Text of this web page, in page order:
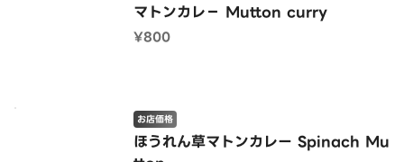
マトンカレ− Mutton curry
¥800
ほうれん草マトンカレー Spinach Mu
お店価格